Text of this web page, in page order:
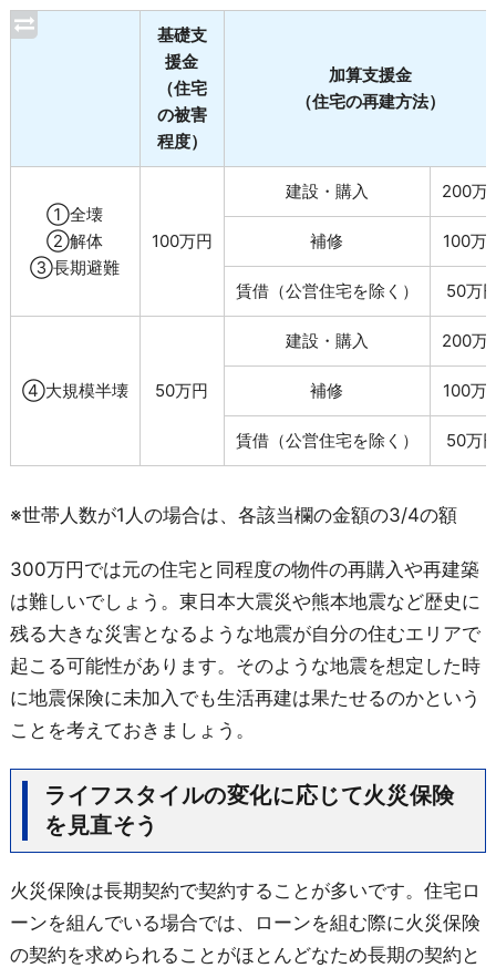
基礎支
援金
（住宅
の被害
程度）
加算支援金
（住宅の再建方法）
①全壊
②解体
③長期避難
100万円
建設・購入 200万
補修 100万
賃借（公営住宅を除く） 50万
④大規模半壊 50万円
建設・購入 200万
補修 100万
賃借（公営住宅を除く） 50万
※世帯人数が1人の場合は、各該当欄の金額の3/4の額
300万円では元の住宅と同程度の物件の再購入や再建築
は難しいでしょう。東日本大震災や熊本地震など歴史に
残る大きな災害となるような地震が自分の住むエリアで
起こる可能性があります。そのような地震を想定した時
に地震保険に未加入でも生活再建は果たせるのかという
ことを考えておきましょう。
ライフスタイルの変化に応じて火災保険
を見直そう
火災保険は長期契約で契約することが多いです。住宅ロ
ーンを組んでいる場合では、ローンを組む際に火災保険
の契約を求められることがほとんどなため長期の契約と